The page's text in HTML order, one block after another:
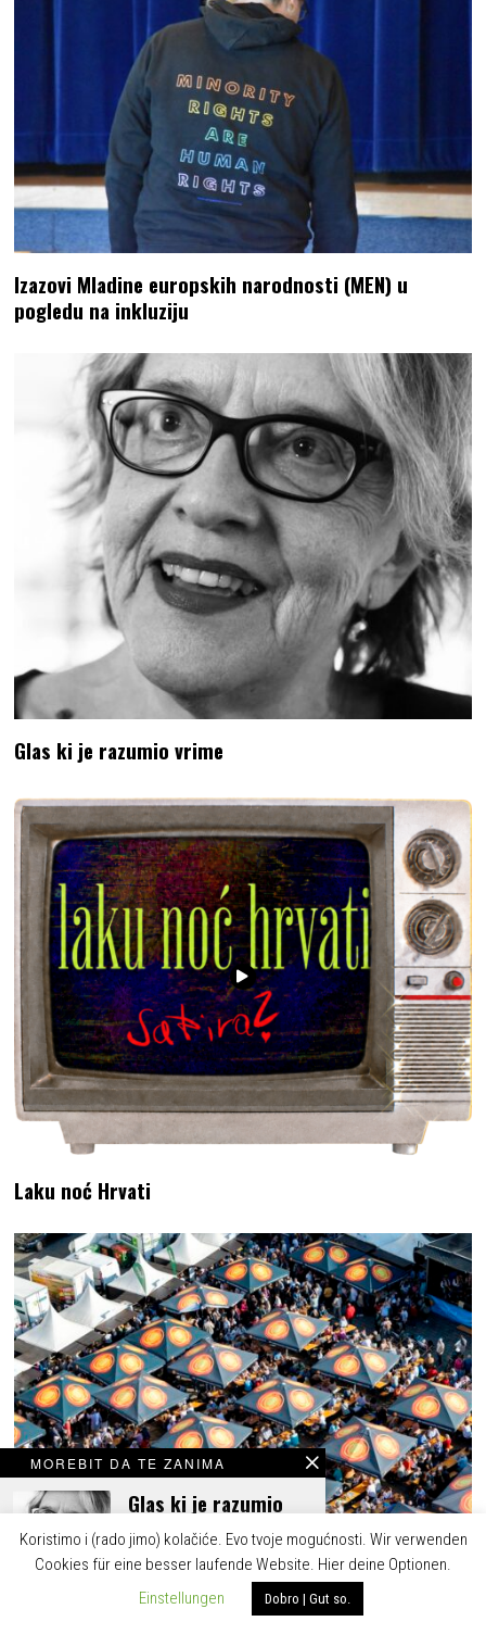
MOREBIT DA TE ZANIMA
Glas ki je razumio
vrime
Izazovi Mladine europskih narodnosti (MEN) u
pogledu na inkluziju
Glas ki je razumio vrime
Laku noć Hrvati
Koristimo i (rado jimo) kolačiće. Evo tvoje mogućnosti. Wir verwenden
Cookies für eine besser laufende Website. Hier deine Optionen.
Einstellungen
Dobro | Gut so.